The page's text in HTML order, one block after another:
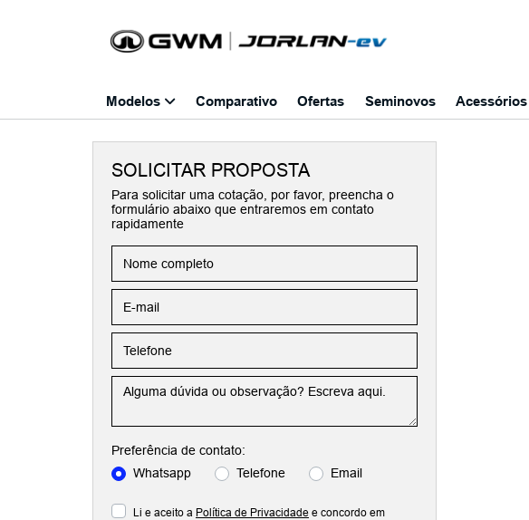
Modelos Comparativo Ofertas Seminovos Acessórios
SOLICITAR PROPOSTA
Para solicitar uma cotação, por favor, preencha o
formulário abaixo que entraremos em contato
rapidamente
Preferência de contato:
Whatsapp
Telefone Email
Li e aceito a Política de Privacidade e concordo em